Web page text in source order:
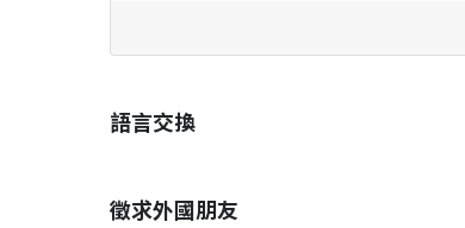
語言交換
徵求外國朋友